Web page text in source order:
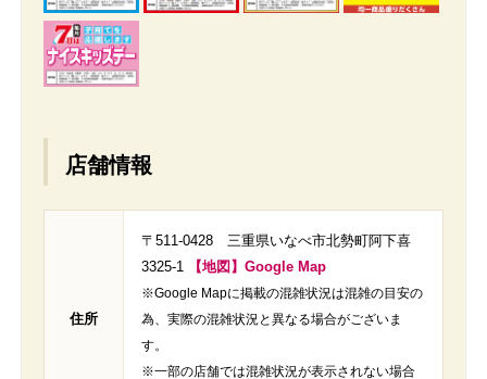
店舗情報
住所
〒511-0428 三重県いなべ市北勢町阿下喜
3325-1
【地図】Google Map
※Google Mapに掲載の混雑状況は混雑の目安の
為、実際の混雑状況と異なる場合がございま
す。
※一部の店舗では混雑状況が表示されない場合